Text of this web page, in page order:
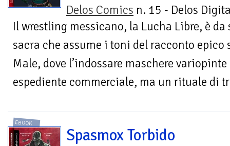
Delos Comics n. 15 - Delos
Il wrestling messicano, la Lucha Libre, è
sacra che assume i toni del racconto
Male, dove l’indossare maschere
espediente commerciale, ma un rituale di
EBOOK
Spasmox Torbido